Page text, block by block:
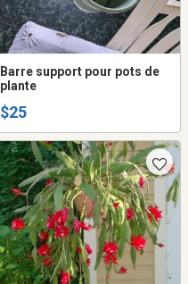
Barre support pour pots de
plante
$25